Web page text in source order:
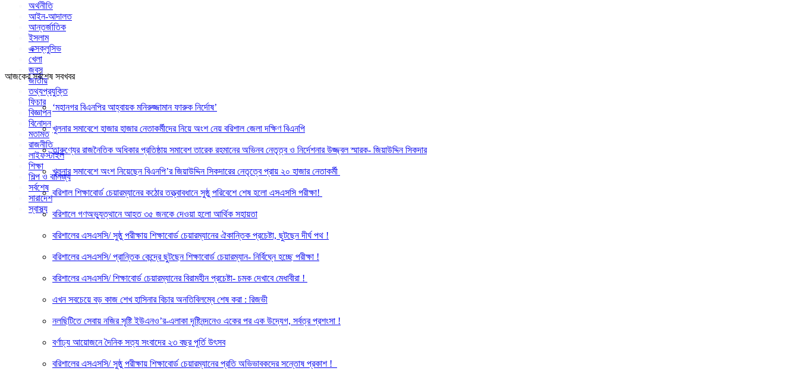
অর্থনীতি
আইন-আদালত
আন্তর্জাতিক
ইসলাম
এক্সক্লুসিভ
খেলা
জবস
জাতীয়
তথ্যপ্রযুক্তি
ফিচার
বিজ্ঞাপন
বিনোদন
মতামত
রাজনীতি
লাইফস্টাইল
শিক্ষা
শিল্প ও বানিজ্য
সর্বশেষ
সারাদেশ
স্বাস্থ্য
আজকের সর্বশেষ সবখবর
‘মহানগর বিএনপির আহ্বায়ক মনিরুজ্জামান ফারুক নির্দোষ’
খুলনার সমাবেশে হাজার হাজার নেতাকর্মীদের নিয়ে অংশ নেয় বরিশাল জেলা দক্ষিণ বিএনপি
তারুণ্যের রাজনৈতিক অধিকার প্রতিষ্ঠায় সমাবেশ তারেক রহমানের অভিনব নেতৃত্ব ও নির্দেশনার উজ্জ্বল স্মারক- জিয়াউদ্দিন সিকদার
খুলনার সমাবেশে অংশ নিয়েছেন বিএনপি’র জিয়াউদ্দিন সিকদারের নেতৃত্বে প্রায় ২০ হাজার নেতাকর্মী
বরিশাল শিক্ষাবোর্ড চেয়ারম্যানের কঠোর তত্ত্বাবধানে সুষ্ঠু পরিবেশে শেষ হলো এসএসসি পরীক্ষা!
বরিশালে গণঅভ্যুত্থানে আহত ৩৫ জনকে দেওয়া হলো আর্থিক সহায়তা
বরিশালের এসএসসি/ সুষ্ঠু পরীক্ষায় শিক্ষাবোর্ড চেয়ারম্যানের ঐকান্তিক প্রচেষ্টা, ছুটছেন দীর্ঘ পথ !
বরিশালের এসএসসি/ প্রান্তিক কেন্দ্রে ছুটছেন শিক্ষাবোর্ড চেয়ারম্যান- নির্বিঘ্নে হচ্ছে পরীক্ষা !
বরিশালের এসএসসি/ শিক্ষাবোর্ড চেয়ারম্যানের বিরামহীন প্রচেষ্টা- চমক দেখাবে মেধাবীরা !
এখন সবচেয়ে বড় কাজ শেখ হাসিনার বিচার অনতিবিলম্বে শেষ করা : রিজভী
নলছিটিতে সেবায় নজির সৃষ্টি ইউএনও’র-এলাকা দৃষ্টিনন্দনেও একের পর এক উদ্যেগ, সর্বত্র প্রশংসা !
বর্ণাঢ্য আয়োজনে দৈনিক সত্য সংবাদের ২৩ বছর পূর্তি উৎসব
বরিশালের এসএসসি/ সুষ্ঠু পরীক্ষায় শিক্ষাবোর্ড চেয়ারম্যানের প্রতি অভিভাবকদের সন্তোষ প্রকাশ !